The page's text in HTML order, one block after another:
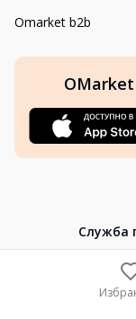
Omarket b2b
Cлужба